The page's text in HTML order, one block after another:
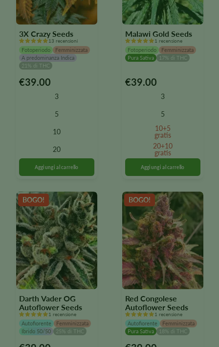
3X Crazy Seeds
13 recensioni
Fotoperiodo
Femminizzata
A predominanza Indica
21% di THC
€39.00
3
5
10
20
Questo
opzioni
possono
selezionate
nella
pagina
del
prodotto
Malawi Gold Seeds
1 recensione
Fotoperiodo
Femminizzata
Pura Sativa
17% di THC
€39.00
3
5
10+5
gratis
20+10
gratis
Questo
opzioni
possono
selezionate
nella
pagina
del
prodotto
BOGO!
Darth Vader OG
Autoflower Seeds
1 recensione
Autofiorente
Femminizzata
Ibrido 50/50
25% di THC
BOGO!
Red Congolese
Autoflower Seeds
1 recensione
Autofiorente
Femminizzata
Pura Sativa
18% di THC